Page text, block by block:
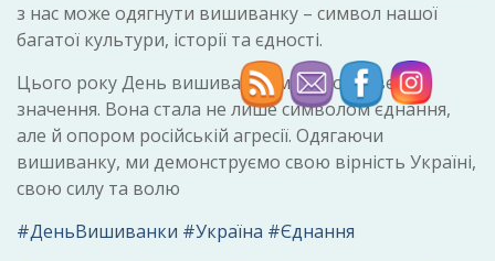
з нас може одягнути вишиванку – символ нашої
багатої культури, історії та єдності.
Цього року День вишиванки має особливе
значення. Вона стала не лише символом єднання,
але й опором російській агресії. Одягаючи
вишиванку, ми демонструємо свою вірність Україні,
свою силу та волю
#ДеньВишиванки #Україна #Єднання